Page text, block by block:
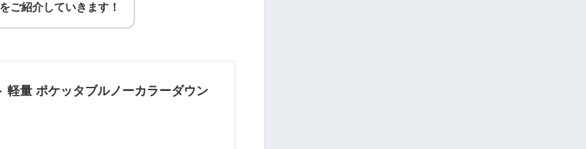
をご紹介していきます！
軽量 ポケッタブルノーカラーダウン